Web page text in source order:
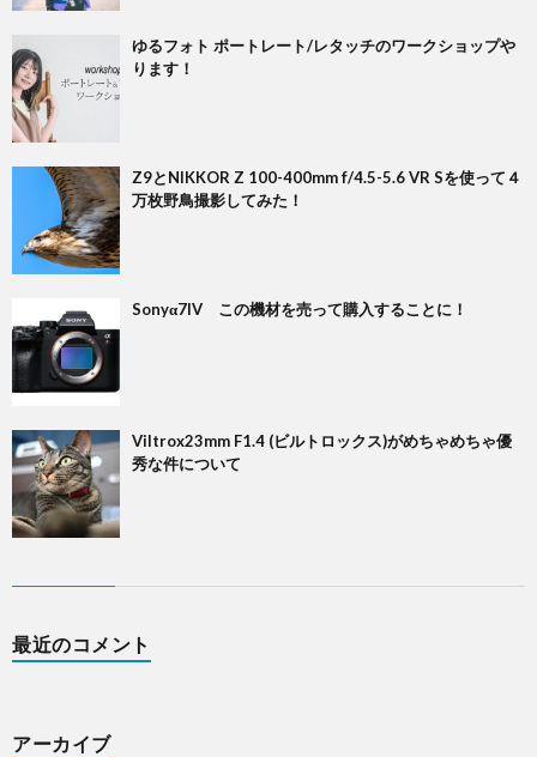
ゆるフォト ポートレート/レタッチのワークショップや
ります！
Z9とNIKKOR Z 100-400mm f/4.5-5.6 VR Sを使って４
万枚野鳥撮影してみた！
Sonyα7IV この機材を売って購入することに！
Viltrox23mm F1.4 (ビルトロックス)がめちゃめちゃ優
秀な件について
最近のコメント
アーカイブ